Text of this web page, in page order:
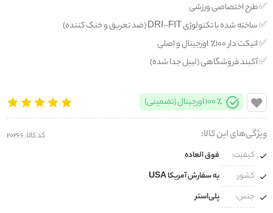
✅️ طرح اختصاصی ورزشی
✅️ ساخته شده با تکنولوژی DRI-FIT (ضد تعریق و خنک کننده)
✅️ اتیکت دار 100% اورجینال و اصلی
✅️ آکبند فروشگاهی (لیبل جدا شده)
100% اورجینال (تضمینی)
ویژگی‌های این کالا: کد کالا: 20266
کیفیت:
فوق العاده
کشور:
به سفارش آمریکا USA
جنس:
پلی‌استر